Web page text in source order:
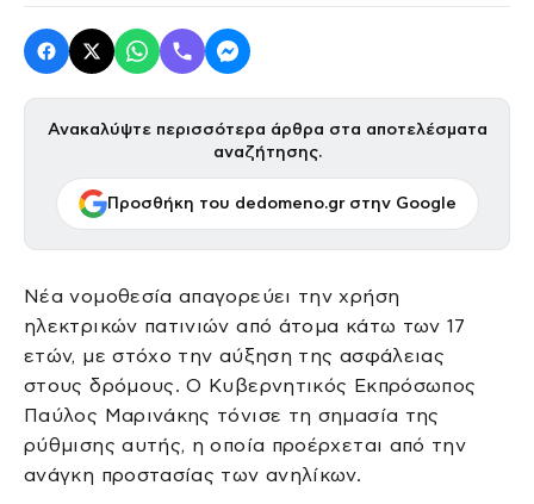
Ανακαλύψτε περισσότερα άρθρα στα αποτελέσματα
αναζήτησης.
Προσθήκη του dedomeno.gr στην Google
Νέα νομοθεσία απαγορεύει την χρήση
ηλεκτρικών πατινιών από άτομα κάτω των 17
ετών, με στόχο την αύξηση της ασφάλειας
στους δρόμους. Ο Κυβερνητικός Εκπρόσωπος
Παύλος Μαρινάκης τόνισε τη σημασία της
ρύθμισης αυτής, η οποία προέρχεται από την
ανάγκη προστασίας των ανηλίκων.